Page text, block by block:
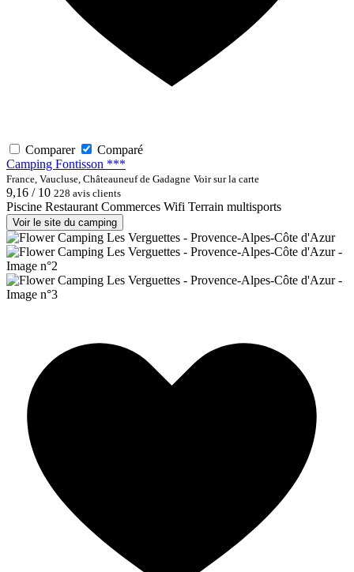
Comparer
Comparé
Camping Fontisson ***
France, Vaucluse, Châteauneuf de Gadagne Voir sur la carte
9,16 / 10 228 avis clients
Piscine Restaurant Commerces Wifi Terrain multisports
Voir le site du camping